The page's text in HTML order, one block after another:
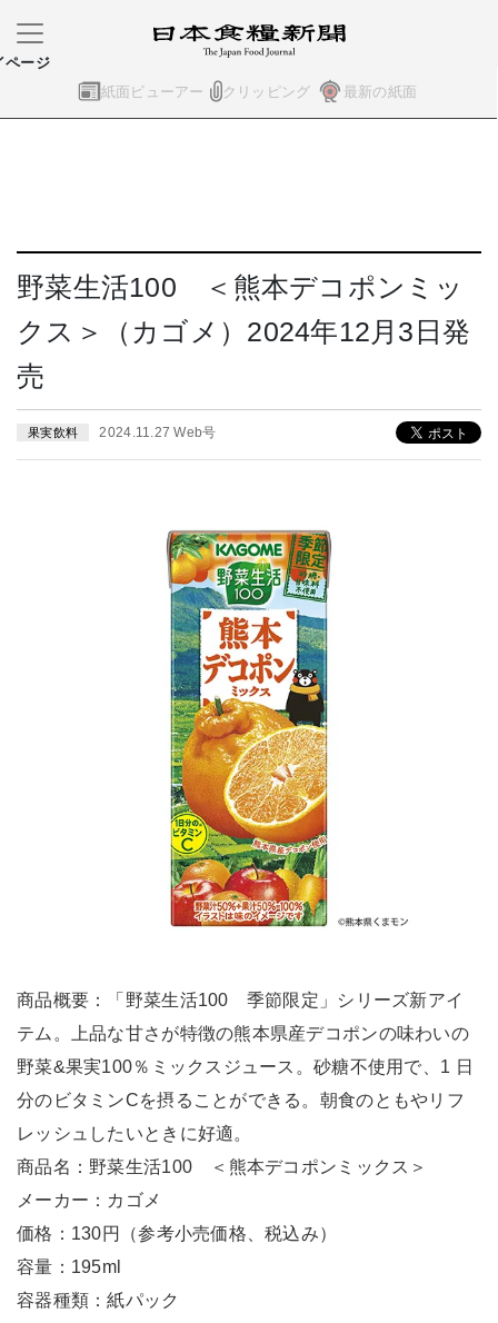
紙面ビューアー クリッピング 最新の紙面
ページ
野菜生活100 ＜熊本デコポンミッ
クス＞（カゴメ）2024年12月3日発
売
果実飲料 2024.11.27 Web号
商品概要：「野菜生活100 季節限定」シリーズ新アイ
テム。上品な甘さが特徴の熊本県産デコポンの味わいの
野菜&果実100％ミックスジュース。砂糖不使用で、1 日
分のビタミンCを摂ることができる。朝食のともやリフ
レッシュしたいときに好適。
商品名：野菜生活100 ＜熊本デコポンミックス＞
メーカー：カゴメ
価格：130円（参考小売価格、税込み）
容量：195ml
容器種類：紙パック